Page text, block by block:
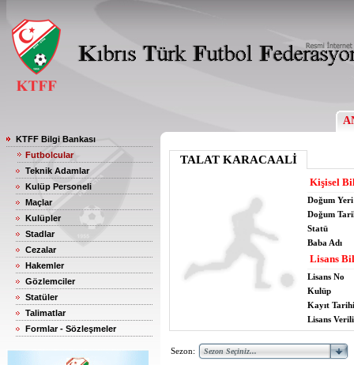
KTFF Bilgi Bankası
Futbolcular
Teknik Adamlar
Kulüp Personeli
Maçlar
Kulüpler
Stadlar
Cezalar
Hakemler
Gözlemciler
Statüler
Talimatlar
Formlar - Sözleşmeler
TALAT KARACAALİ
Kişisel
Doğum Yeri
Doğum
Statü
Baba Adı
Lisans
Lisans No
Kulüp
Kayıt Tarihi
Lisans
Sezon: